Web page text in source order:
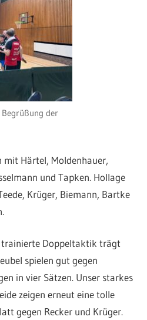
der
mit Härtel, Moldenhauer,
und Tapken. Hollage
Krüger, Biemann, Bartke
trainierte Doppeltaktik trägt
spielen gut gegen
in vier Sätzen. Unser starkes
zeigen erneut eine tolle
gegen Recker und Krüger.